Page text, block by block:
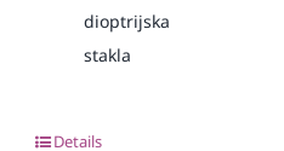
dioptrijska
stakla
Details